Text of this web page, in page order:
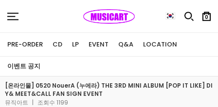
0
PRE-ORDER CD LP EVENT Q&A LOCATION
이벤트 공지
[온라인몰] 0520 NouerA (누에라) THE 3RD MINI ALBUM [POP IT LIKE] DI
Y& MEET&CALL FAN SIGN EVENT
뮤직아트 | 조회수 1199